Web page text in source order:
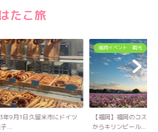
たこ旅
年9月1日久留米市にドイツ
...
福岡イベント・観光
【福岡】福岡のコスモ
からキリンビール...